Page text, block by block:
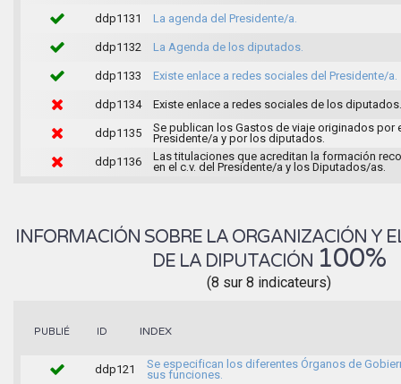
ddp1131 La agenda del Presidente/a.
ddp1132 La Agenda de los diputados.
ddp1133 Existe enlace a redes sociales del Presidente/a.
ddp1134 Existe enlace a redes sociales de los diputados.
ddp1135
Se publican los Gastos de viaje originados por
Presidente/a y por los diputados.
ddp1136
Las titulaciones que acreditan la formación
en el c.v. del Presidente/a y los Diputados/as.
INFORMACIÓN SOBRE LA ORGANIZACIÓN Y
DE LA DIPUTACIÓN 100%
(8 sur 8 indicateurs)
PUBLIÉ ID INDEX
ddp121
Se especifican los diferentes Órganos de
sus funciones.